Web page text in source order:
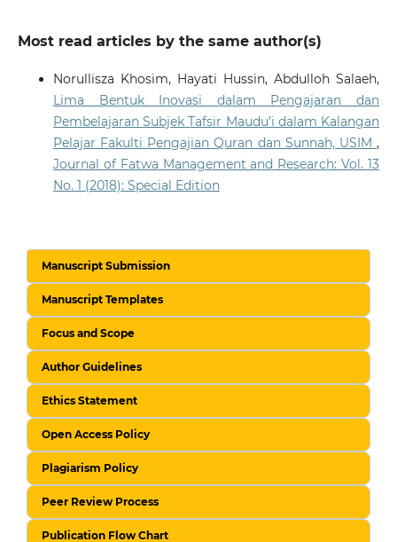
Most read articles by the same author(s)
Norullisza Khosim, Hayati Hussin, Abdulloh Salaeh,
Lima Bentuk Inovasi dalam Pengajaran dan
Pembelajaran Subjek Tafsir Maudu’i dalam Kalangan
Pelajar Fakulti Pengajian Quran dan Sunnah, USIM,
Journal of Fatwa Management and Research: Vol. 13
No. 1 (2018): Special Edition
Manuscript Submission
Manuscript Templates
Focus and Scope
Author Guidelines
Ethics Statement
Open Access Policy
Plagiarism Policy
Peer Review Process
Publication Flow Chart